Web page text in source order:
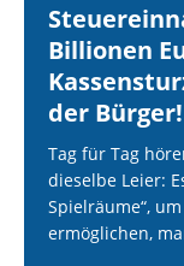
Billionen
der Bürger!
Tag für Tag
dieselbe Leier:
Spielräume“,
ermöglichen,